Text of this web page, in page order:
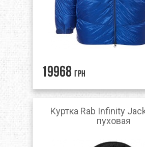
19968 грн
Куртка Rab Infinity
пуховая